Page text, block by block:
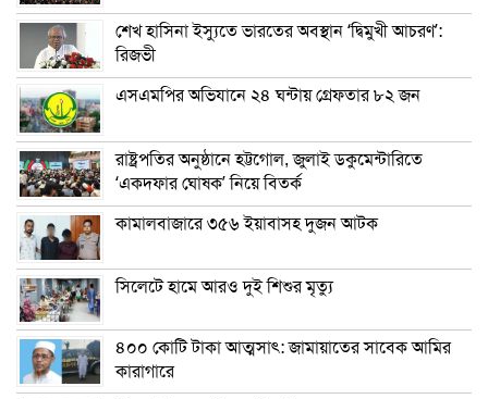
শেখ হাসিনা ইস্যুতে ভারতের অবস্থান ‘দ্বিমুখী আচরণ’:
রিজভী
এসএমপির অভিযানে ২৪ ঘন্টায় গ্রেফতার ৮২ জন
রাষ্ট্রপতির অনুষ্ঠানে হট্টগোল, জুলাই ডকুমেন্টারিতে
‘একদফার ঘোষক’ নিয়ে বিতর্ক
কামালবাজারে ৩৫৬ ইয়াবাসহ দুজন আটক
সিলেটে হামে আরও দুই শিশুর মৃত্যু
৪০০ কোটি টাকা আত্মসাৎ: জামায়াতের সাবেক আমির
কারাগারে